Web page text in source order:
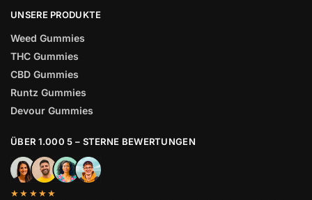
UNSERE PRODUKTE
Weed Gummies
THC Gummies
CBD Gummies
Runtz Gummies
Devour Gummies
ÜBER 1.000 5 – STERNE BEWERTUNGEN
★★★★★